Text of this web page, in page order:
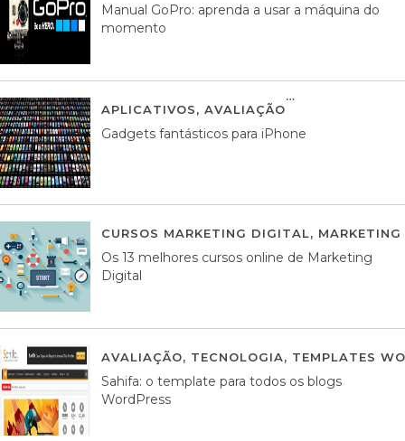
Manual GoPro: aprenda a usar a máquina do
momento
APLICATIVOS, AVALIAÇÃO
Gadgets fantásticos para iPhone
CURSOS MARKETING DIGITAL,
Os 13 melhores cursos online de Marketing
Digital
AVALIAÇÃO, TECNOLOGIA, TEMPLATES
Sahifa: o template para todos os blogs
WordPress